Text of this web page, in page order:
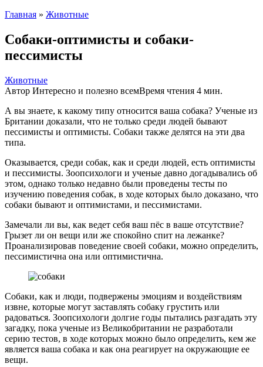
Главная » Животные
Собаки-оптимисты и собаки-
пессимисты
Животные
Автор Интересно и полезно всемВремя чтения 4 мин.
А вы знаете, к какому типу относится ваша собака? Ученые из
Британии доказали, что не только среди людей бывают
пессимисты и оптимисты. Собаки также делятся на эти два
типа.
Оказывается, среди собак, как и среди людей, есть оптимисты
и пессимисты. Зоопсихологи и ученые давно догадывались об
этом, однако только недавно были проведены тесты по
изучению поведения собак, в ходе которых было доказано, что
собаки бывают и оптимистами, и пессимистами.
Замечали ли вы, как ведет себя ваш пёс в ваше отсутствие?
Грызет ли он вещи или же спокойно спит на лежанке?
Проанализировав поведение своей собаки, можно определить,
пессимистична она или оптимистична.
Собаки, как и люди, подвержены эмоциям и воздействиям
извне, которые могут заставлять собаку грустить или
радоваться. Зоопсихологи долгие годы пытались разгадать эту
загадку, пока ученые из Великобритании не разработали
серию тестов, в ходе которых можно было определить, кем же
является ваша собака и как она реагирует на окружающие ее
вещи.